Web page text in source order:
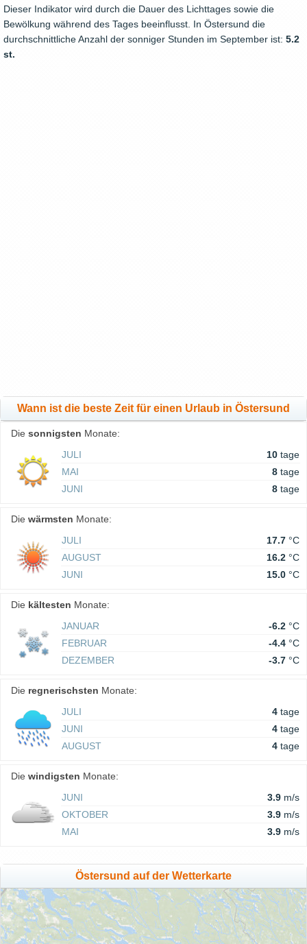
Dieser Indikator wird durch die Dauer des Lichttages sowie die
Bewölkung während des Tages beeinflusst. In Östersund die
durchschnittliche Anzahl der sonniger Stunden im September ist: 5.2
st.
Wann ist die beste Zeit für einen Urlaub in Östersund
Die sonnigsten Monate:
JULI
10 tage
MAI
8 tage
JUNI
8 tage
Die wärmsten Monate:
JULI
17.7 °C
AUGUST
16.2 °C
JUNI
15.0 °C
Die kältesten Monate:
JANUAR
-6.2 °C
FEBRUAR
-4.4 °C
DEZEMBER
-3.7 °C
Die regnerischsten Monate:
JULI
4 tage
JUNI
4 tage
AUGUST
4 tage
Die windigsten Monate:
JUNI
3.9 m/s
OKTOBER
3.9 m/s
MAI
3.9 m/s
Östersund auf der Wetterkarte